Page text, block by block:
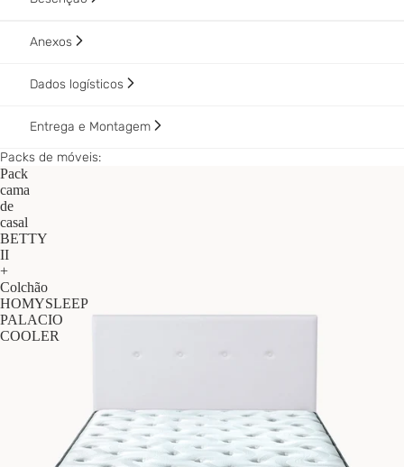
Anexos
Dados logísticos
Entrega e Montagem
Packs de móveis:
Pack
cama
de
casal
BETTY
II
+
Colchão
HOMYSLEEP
PALACIO
COOLER